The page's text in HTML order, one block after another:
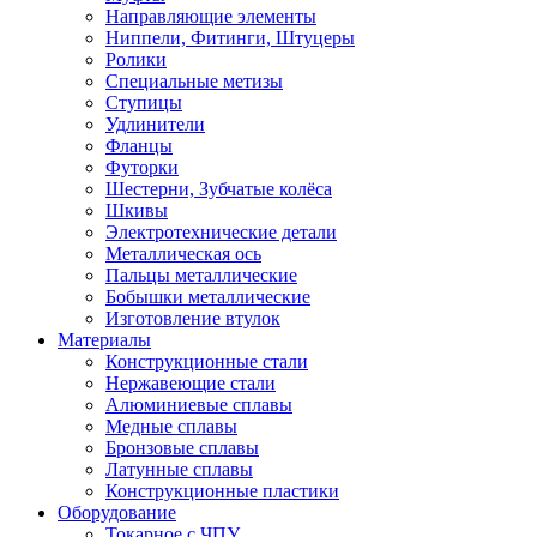
Направляющие элементы
Ниппели, Фитинги, Штуцеры
Ролики
Специальные метизы
Ступицы
Удлинители
Фланцы
Футорки
Шестерни, Зубчатые колёса
Шкивы
Электротехнические детали
Металлическая ось
Пальцы металлические
Бобышки металлические
Изготовление втулок
Материалы
Конструкционные стали
Нержавеющие стали
Алюминиевые сплавы
Медные сплавы
Бронзовые сплавы
Латунные сплавы
Конструкционные пластики
Оборудование